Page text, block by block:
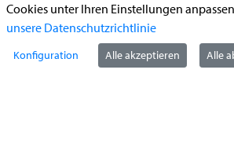
Reiterplakette (Verlängerungsantrag
Ummeldung zugelassenes Fahrzeug
Cookies unter Ihren Einstellungen
unsere Datenschutzrichtlinie
Konfiguration Alle akzeptieren Alle